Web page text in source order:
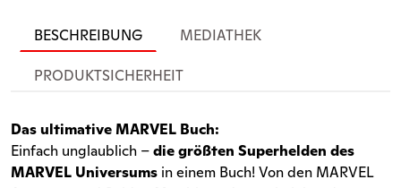
BESCHREIBUNG MEDIATHEK
PRODUKTSICHERHEIT
Das ultimative MARVEL Buch:
Einfach unglaublich –die größten Superhelden des
MARVEL Universums in einem Buch! Von den MARVEL